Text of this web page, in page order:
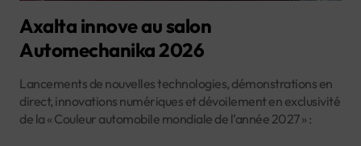
Axalta innove au salon
Automechanika 2026
Lancements de nouvelles technologies, démonstrations en
direct, innovations numériques et dévoilement en exclusivité
de la « Couleur automobile mondiale de l’année 2027 » :